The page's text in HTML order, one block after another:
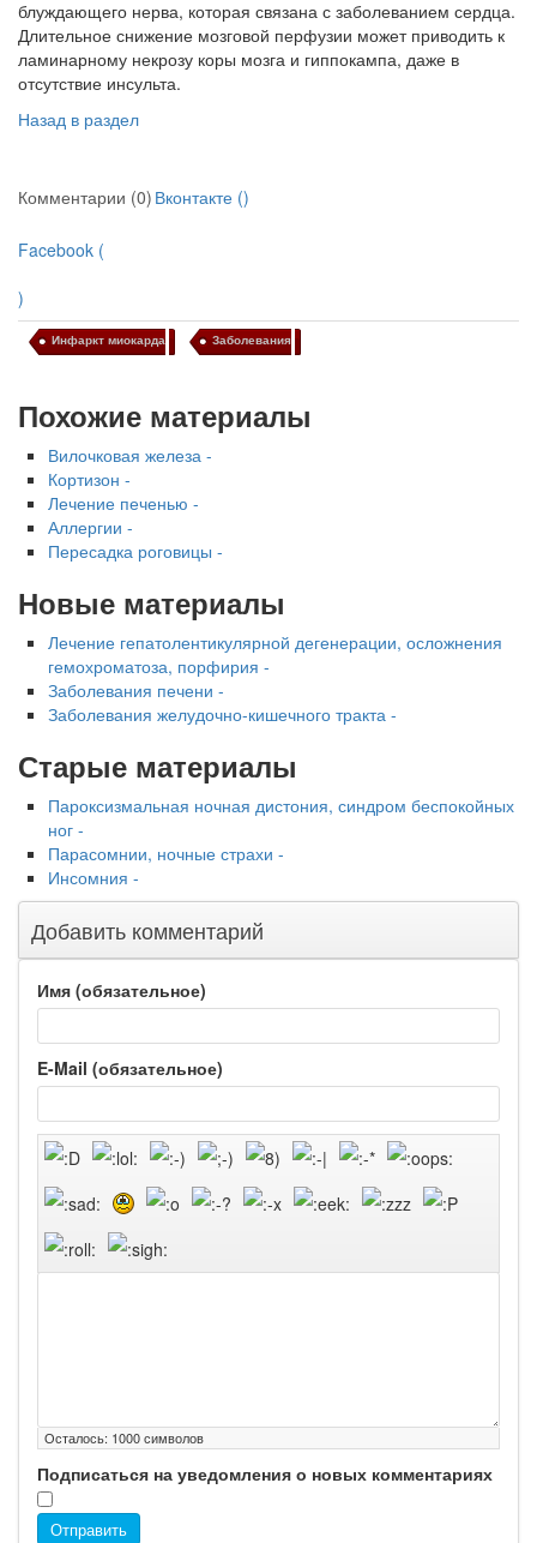
блуждающего нерва, которая связана с заболеванием сердца.
Длитель­ное снижение мозговой перфузии может приводить к
ламинарному некрозу коры мозга и гиппокампа, даже в
отсутствие инсульта.
Назад в раздел
Комментарии (0) Вконтакте ()
Facebook (
)
Инфаркт миокарда Заболевания
Похожие материалы
Вилочковая железа -
Кортизон -
Лечение печенью -
Аллергии -
Пересадка роговицы -
Новые материалы
Лечение гепатолентикулярной дегенерации, осложнения
гемохроматоза, порфирия -
Заболевания печени -
Заболевания желудочно-кишечного тракта -
Старые материалы
Пароксизмальная ночная дистония, синдром беспокойных
ног -
Парасомнии, ночные страхи -
Инсомния -
Добавить комментарий
Имя (обязательное)
E-Mail (обязательное)
Осталось: 1000символов
Подписаться на уведомления о новых комментариях
Отправить